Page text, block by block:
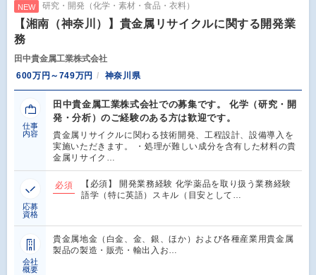
NEW 研究・開発（化学・素材・食品・衣料）
【湘南（神奈川）】貴金属リサイクルに関する開発業
務
田中貴金属工業株式会社
600万円～749万円
神奈川県
仕事
内容
田中貴金属工業株式会社での募集です。 化学（研究・開
発・分析）のご経験のある方は歓迎です。
貴金属リサイクルに関わる技術開発、工程設計、設備導入を
実施いただきます。 ・処理が難しい成分を含有した材料の貴
金属リサイク…
応募
資格
必須
【必須】 開発業務経験 化学薬品を取り扱う業務経験
語学（特に英語）スキル（目安として…
会社
概要
貴金属地金（白金、金、銀、ほか）および各種産業用貴金属
製品の製造・販売・輸出入お…